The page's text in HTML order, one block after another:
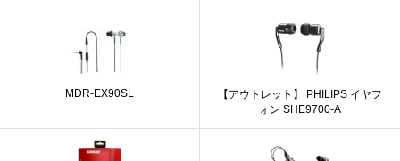
MDR-EX90SL
【アウトレット】 PHILIPS イヤフ
ォン SHE9700-A